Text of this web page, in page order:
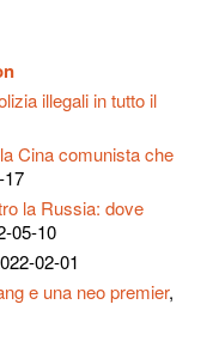
illegali in tutto il
Cina comunista che
17
la Russia: dove
05-10
02-01
e una neo premier,